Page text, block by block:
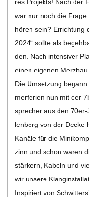
-
S
C
H
U
L
E
res Pro­jekts! Nach der
war nur noch die
hören sein? Errich­tung
2024“ sollte als
den. Nach inten­si­ver
einen eige­nen
Die Umset­zung
mer­fe­rien nun mit der
spre­cher aus den
len­berg von der Decke
Kanäle für die
zinn und schon waren
stär­kern, Kabeln und
wir unsere
Inspi­riert von